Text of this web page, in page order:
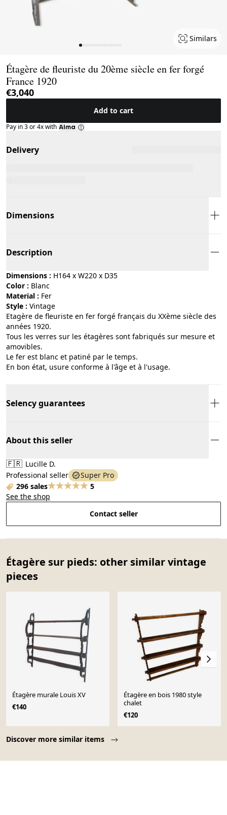
Similars
Étagère de fleuriste du 20ème siècle en fer forgé
France 1920
€3,040
Add to cart
Pay in 3 or 4x with
Delivery
Dimensions
Description
Dimensions : H164 x W220 x D35
Color :
blanc
Material :
fer
Style :
vintage
Etagère de fleuriste en fer forgé français du XXème siècle des
années 1920.
Tous les verres sur les étagères sont fabriqués sur mesure et
amovibles.
Le fer est blanc et patiné par le temps.
En bon état, usure conforme à l'âge et à l'usage.
Selency guarantees
About this seller
🇫🇷 Lucille D.
Professional seller
Super Pro
296 sales
5
See the shop
Contact seller
Étagère sur pieds: other similar vintage
pieces
Discover more similar items
Étagère murale Louis XV
€140
Étagère en bois 1980 style
chalet
€120